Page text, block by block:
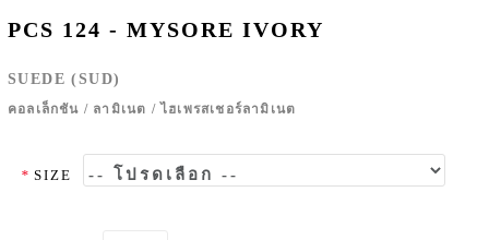
PCS 124 - MYSORE IVORY
SUEDE (SUD)
คอลเล็กชัน / ลามิเนต / ไฮเพรสเชอร์ลามิเนต
* SIZE